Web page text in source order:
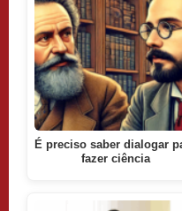
É preciso saber dialogar
fazer ciência